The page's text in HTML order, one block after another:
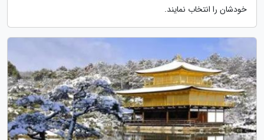
خودشان را انتخاب نمایند.